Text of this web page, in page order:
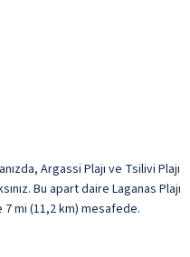
Argassi Plajı ve Tsilivi Plajı
Bu apart daire Laganas Plajı
7 mi (11,2 km) mesafede.